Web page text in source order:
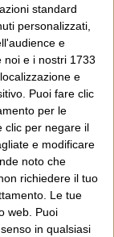
standard
personalizzati,
e
noi e i nostri 1733
e
Puoi fare clic
per le
clic per negare il
e modificare
noto che
richiedere il tuo
Le tue
web. Puoi
in qualsiasi
POST SUCCESSIVO
“Giù le mani!”